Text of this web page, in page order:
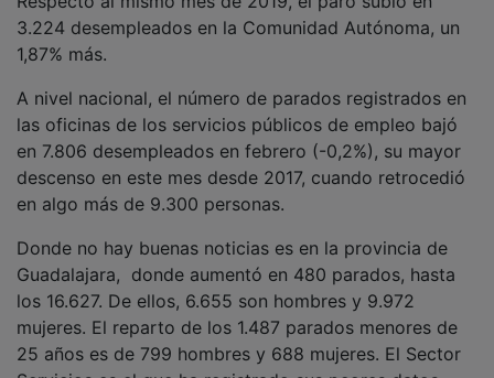
3.224 desempleados en la Comunidad Autónoma, un
1,87% más.
las oficinas de los servicios públicos de empleo bajó
en 7.806 desempleados en febrero (-0,2%), su mayor
descenso en este mes desde 2017, cuando retrocedió
en algo más de 9.300 personas.
Guadalajara, donde aumentó en 480 parados, hasta
los 16.627. De ellos, 6.655 son hombres y 9.972
mujeres. El reparto de los 1.487 parados menores de
25 años es de 799 hombres y 688 mujeres. El Sector
Servicios es el que ha registrado sus peores datos,